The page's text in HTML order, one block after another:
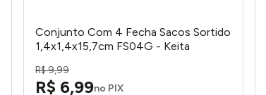
Conjunto Com 4 Fecha Sacos Sortido
1,4x1,4x15,7cm FS04G - Keita
R$9,99
R$ 6,99no PIX